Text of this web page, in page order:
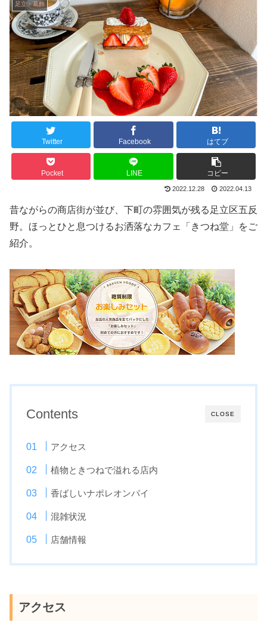
足立・葛飾
Twitter Facebook はてブ
Pocket LINE コピー
2022.12.28 2022.04.13
昔ながらの商店街が並び、下町の雰囲気が残る足立区五反
野。ほっとひと息つけるお洒落なカフェ「きつね堂」をご
紹介。
CLOSE
Contents
アクセス
植物ときつねで溢れる店内
香ばしいナポレオンパイ
混雑状況
店舗情報
アクセス